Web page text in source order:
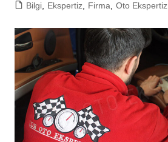
Bilgi, Ekspertiz, Firma Oto Ekspertiz